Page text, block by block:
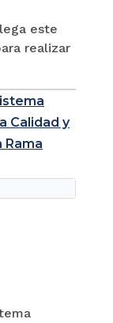
este
realizar
Calidad y
Rama